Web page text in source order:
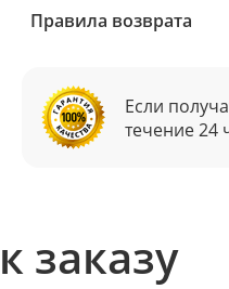
Правила возврата
Если
течение 24
заказу